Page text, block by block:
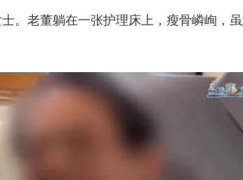
。 老董躺在一张护理床上，瘦骨嶙峋，